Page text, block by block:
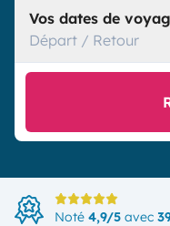
Vos dates de
Départ / Retour
Noté 4,9/5 avec